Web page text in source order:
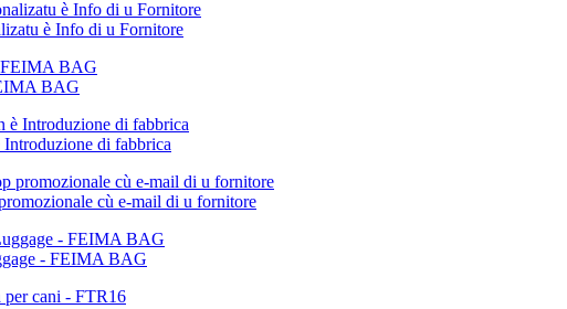
è Info di u Fornitore
BAG
di fabbrica
cù e-mail di u fornitore
- FEIMA BAG